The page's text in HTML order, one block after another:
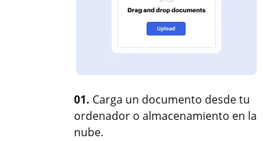
01. Carga un documento desde tu
ordenador o almacenamiento en la
nube.